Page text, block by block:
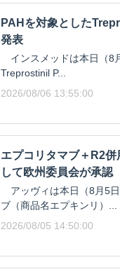
PAHを対象とした
発表
インスメッドは本日（8
Treprostinil P...
2026/08/06 13:55:00
エプコリタマブ＋R2
して欧州委員会が承認
アッヴィは本日（8月5
ブ（商品名エプキンリ）...
2026/08/05 14:50:00